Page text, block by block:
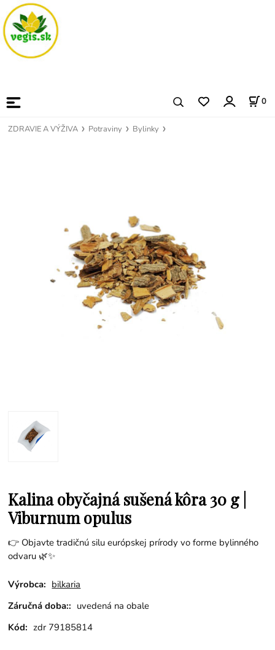
0
ZDRAVIE A VÝŽIVA Potraviny Bylinky
Kalina obyčajná sušená kôra 30 g |
Viburnum opulus
👉 Objavte tradičnú silu európskej prírody vo forme bylinného
odvaru 🌿✨
Výrobca: bilkaria
Záručná doba:: uvedená na obale
Kód: zdr 79185814